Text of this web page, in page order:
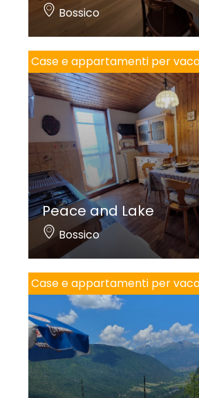
Bossico
Case e appartamenti per
Peace and Lake
Bossico
Case e appartamenti per